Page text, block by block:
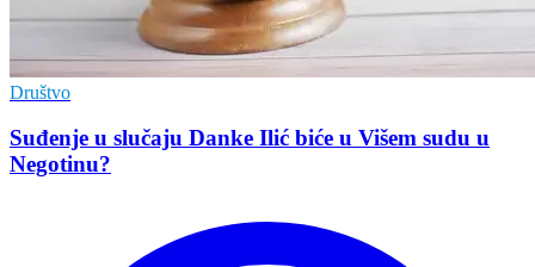
Društvo
Suđenje u slučaju Danke Ilić biće u Višem sudu u
Negotinu?